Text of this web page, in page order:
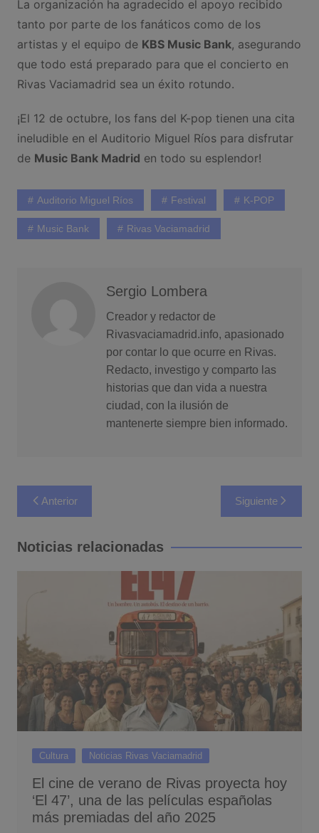
La organización ha agradecido el apoyo recibido
tanto por parte de los fanáticos como de los
artistas y el equipo de KBS Music Bank, asegurando
que todo está preparado para que el concierto en
Rivas Vaciamadrid sea un éxito rotundo.
¡El 12 de octubre, los fans del K-pop tienen una cita
ineludible en el Auditorio Miguel Ríos para disfrutar
de Music Bank Madrid en todo su esplendor!
Auditorio Miguel Ríos Festival K-POP
Music Bank Rivas Vaciamadrid
Sergio Lombera
Creador y redactor de
Rivasvaciamadrid.info, apasionado
por contar lo que ocurre en Rivas.
Redacto, investigo y comparto las
historias que dan vida a nuestra
ciudad, con la ilusión de
mantenerte siempre bien informado.
Navegación
de
entradas
Anterior Siguiente
Noticias relacionadas
Cultura Noticias Rivas Vaciamadrid
El cine de verano de Rivas proyecta hoy
‘El 47’, una de las películas españolas
más premiadas del año 2025